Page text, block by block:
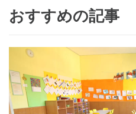
おすすめの記事